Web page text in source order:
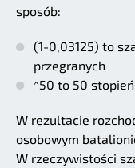
sposób:
(1-0,03125) to
przegranych
^50 to 50
W rezultacie
osobowym
W rzeczywistości